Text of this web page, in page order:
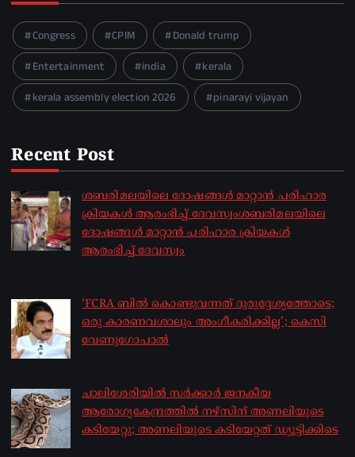
Congress CPIM
Donald trump
Entertainment
india
kerala
kerala assembly election 2026
pinarayi vijayan
Recent Post
ശബരിമലയിലെ ദോഷങ്ങൾ മാറ്റാൻ പരിഹാര
ക്രിയകൾ ആരംഭിച്ച് ദേവസ്വംശബരിമലയിലെ
ദോഷങ്ങൾ മാറ്റാൻ പരിഹാര ക്രിയകൾ
ആരംഭിച്ച് ദേവസ്വം
‘FCRA ബിൽ കൊണ്ടുവന്നത് ദുരുദ്ദേശ്യത്തോടെ;
ഒരു കാരണവശാലും അം​ഗീകരിക്കില്ല’; കെസി
വേണു​ഗോപാൽ
ചാലിശേരിയില്‍ സര്‍ക്കാര്‍ ജനകീയ
ആരോഗ്യകേന്ദ്രത്തില്‍ നഴ്സിന് അണലിയുടെ
കടിയേറ്റു; അണലിയുടെ കടിയേറ്റത് ഡ്യൂട്ടിക്കിടെ